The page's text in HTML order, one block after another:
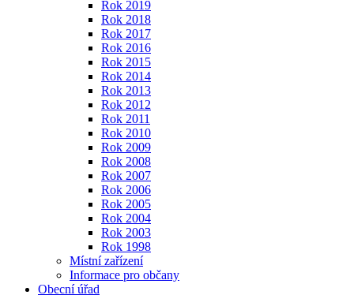
Rok 2019
Rok 2018
Rok 2017
Rok 2016
Rok 2015
Rok 2014
Rok 2013
Rok 2012
Rok 2011
Rok 2010
Rok 2009
Rok 2008
Rok 2007
Rok 2006
Rok 2005
Rok 2004
Rok 2003
Rok 1998
Místní zařízení
Informace pro občany
Obecní úřad